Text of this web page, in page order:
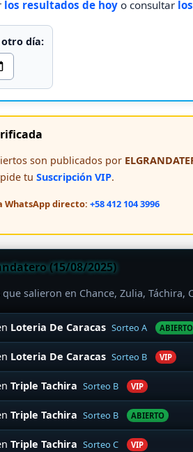
los resultados de hoy o consultar
día:
son publicados por
tu Suscripción VIP.
WhatsApp directo: +58 412 104 3996
(15/08/2025)
salieron en Chance, Zulia, Táchira,
Loteria De Caracas Sorteo A ABIERTO
Loteria De Caracas Sorteo B VIP
Triple Tachira Sorteo B VIP
Triple Tachira Sorteo B ABIERTO
Triple Tachira Sorteo C VIP